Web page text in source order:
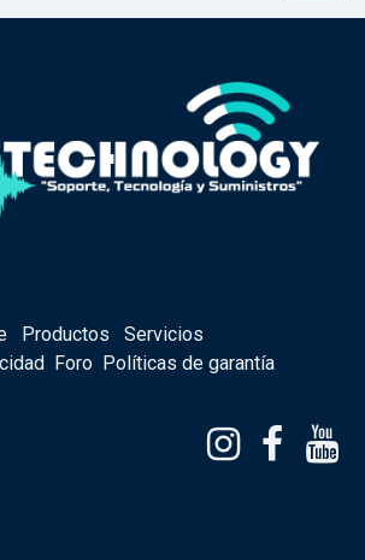
Productos
Servicios
Foro Políticas de garantía